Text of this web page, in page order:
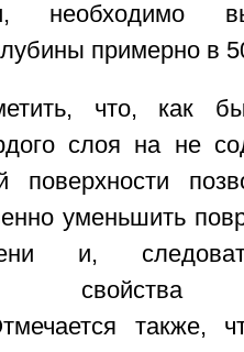
необходимо
примерно в
что, как
слоя на не
поверхности
уменьшить
и,
свойства
также,